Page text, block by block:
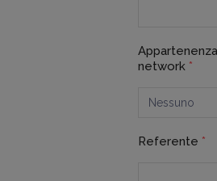
network *
Referente *